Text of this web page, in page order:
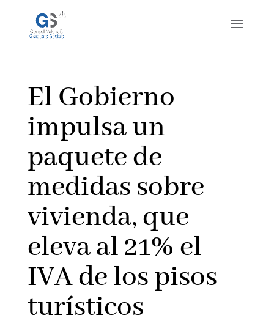
El Gobierno
impulsa un
paquete de
medidas sobre
vivienda, que
eleva al 21% el
IVA de los pisos
turísticos